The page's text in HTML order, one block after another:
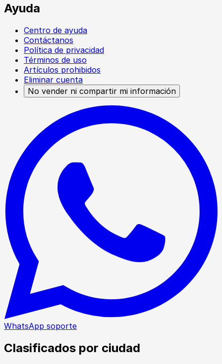
Ayuda
Centro de ayuda
Contáctanos
Política de privacidad
Términos de uso
Artículos prohibidos
Eliminar cuenta
No vender ni compartir mi información
WhatsApp soporte
Clasificados por ciudad